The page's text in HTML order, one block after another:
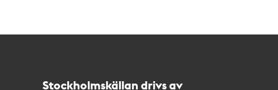
Stockholmskällan drivs av